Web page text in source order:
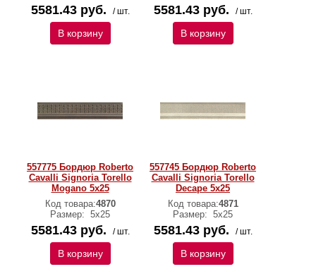
5581.43 руб. / шт.
В корзину
5581.43 руб. / шт.
В корзину
557775 Бордюр Roberto
Cavalli Signoria Torello
Mogano 5x25
Код товара:4870
Размер: 5x25
5581.43 руб. / шт.
В корзину
557745 Бордюр Roberto
Cavalli Signoria Torello
Decape 5x25
Код товара:4871
Размер: 5x25
5581.43 руб. / шт.
В корзину